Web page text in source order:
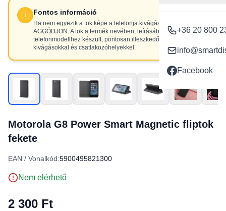
+36 20 800
Facebook
Fontos információ
Ha nem egyezik a tok képe a telefonja kivágásaival, NE
AGGÓDJON. A tok a termék nevében, leírásában szereplő
telefonmodellhez készült, pontosan illeszkedő
kivágásokkal és csatlakozóhelyekkel.
Motorola G8 Power Smart Magnetic fliptok
fekete
EAN / Vonalkód:5900495821300
Nem elérhető
2 300 Ft